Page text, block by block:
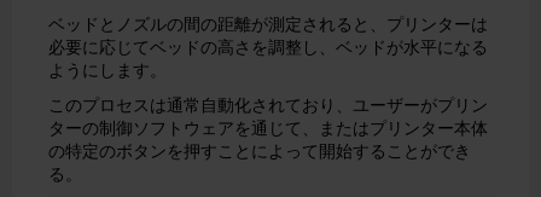
ベッドとノズルの間の距離が測定されると、プリンターは
必要に応じてベッドの高さを調整し、ベッドが水平になる
ようにします。
このプロセスは通常自動化されており、ユーザーがプリン
ターの制御ソフトウェアを通じて、またはプリンター本体
の特定のボタンを押すことによって開始することができ
る。